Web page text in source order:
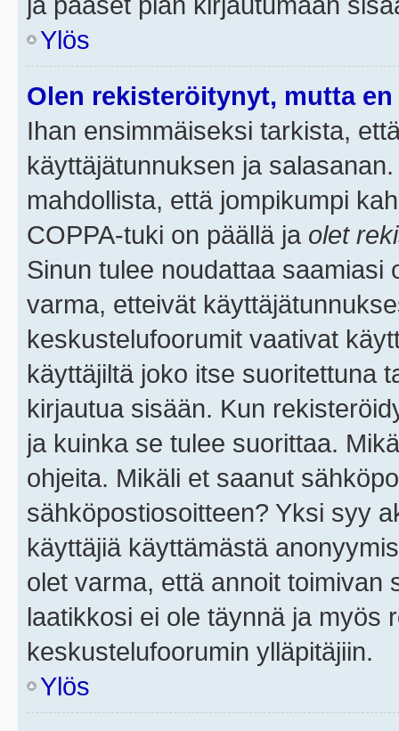
Ylös
Olen rekisteröitynyt, mutta
Ihan ensimmäiseksi tarkista,
käyttäjätunnuksen ja
mahdollista, että jompikumpi
COPPA-tuki on päällä ja olet
Sinun tulee noudattaa saamiasi
varma, etteivät
keskustelufoorumit vaativat
käyttäjiltä joko itse suoritettuna
kirjautua sisään. Kun
ja kuinka se tulee suorittaa.
ohjeita. Mikäli et saanut
sähköpostiosoitteen? Yksi syy
käyttäjiä käyttämästä
olet varma, että annoit toimivan
laatikkosi ei ole täynnä ja myös
keskustelufoorumin ylläpitäjiin.
Ylös